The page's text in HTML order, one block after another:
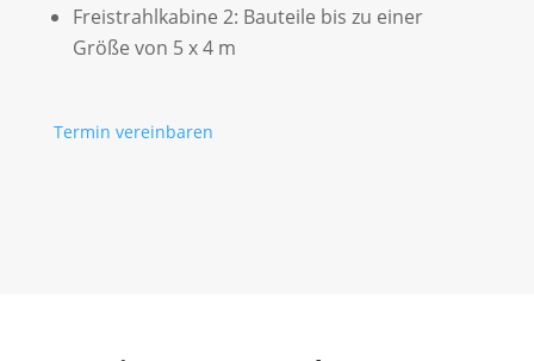
Freistrahlkabine 2: Bauteile bis zu einer
Größe von 5 x 4 m
Termin vereinbaren